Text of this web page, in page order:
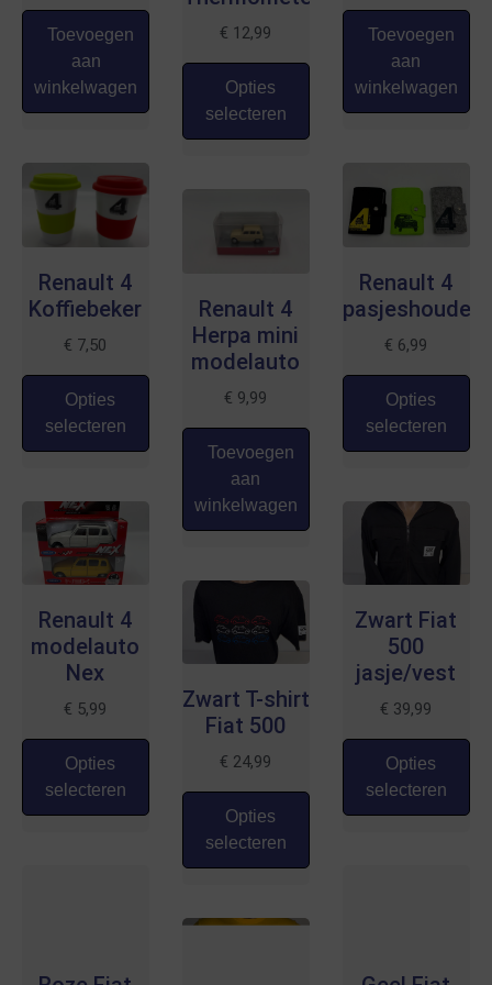
Toevoegen
aan
winkelwagen
Toevoegen
aan
winkelwagen
€ 12,99
Opties
selecteren
Renault 4
Koffiebeker
€ 7,50
Opties
selecteren
Renault 4
pasjeshouder
€ 6,99
Opties
selecteren
Renault 4
Herpa mini
modelauto
€ 9,99
Toevoegen
aan
winkelwagen
Renault 4
modelauto
Nex
€ 5,99
Opties
selecteren
Zwart Fiat
500
jasje/vest
€ 39,99
Opties
selecteren
Zwart T-shirt
Fiat 500
€ 24,99
Opties
selecteren